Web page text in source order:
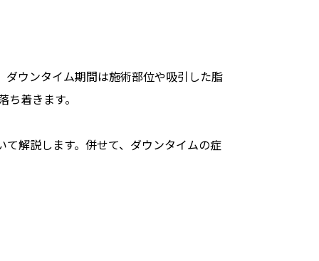
ウンタイム期間は施術部位や吸引した脂
着きます。
解説します。併せて、ダウンタイムの症